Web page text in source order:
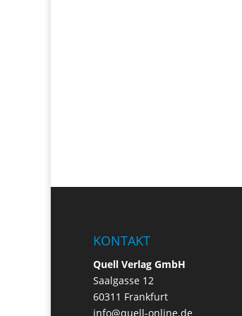
KONTAKT
Quell Verlag GmbH
Saalgasse 12
60311 Frankfurt
info@quell-online.de